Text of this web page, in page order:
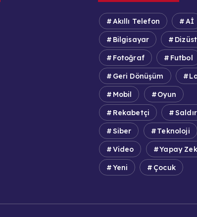
Akıllı Telefon Aİ
Bilgisayar
Fotoğraf Futbol
Geri Dönüşüm
Mobil Oyun
Rekabetçi
Siber Teknoloji
Video Yapay
Yeni Çocuk